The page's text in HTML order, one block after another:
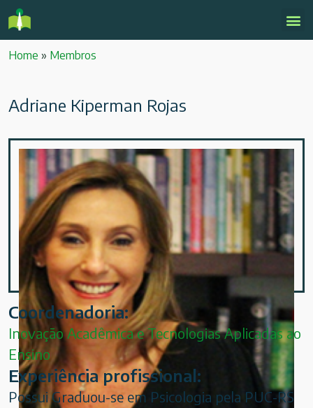
Home » Membros
Adriane Kiperman Rojas
Coordenadoria:
Inovação Acadêmica e Tecnologias Aplicadas ao
Ensino
Experiência profissional:
Possui Graduou-se em Psicologia pela PUC-RS